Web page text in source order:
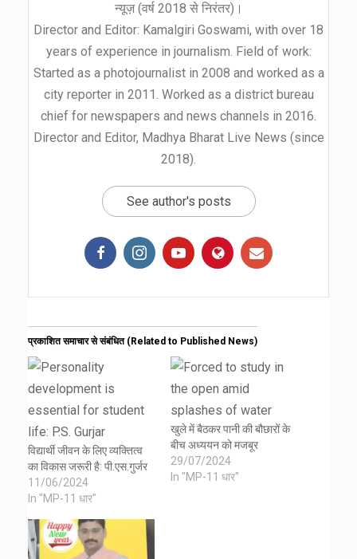
न्यूज़ (वर्ष 2018 से निरंतर)।
Director and Editor: Kamalgiri Goswami, with over 18
years of experience in journalism. Field of work:
Started as a photojournalist in 2008 and worked as a
city reporter in 2011. Worked as a district bureau
chief for newspapers and news channels in 2016.
Director and Editor, Madhya Bharat Live News (since
2018).
See author's posts
प्रकाशित समाचार से संबंधित (Related to Published News)
विद्यार्थी जीवन के लिए व्यक्तित्व
का विकास जरूरी है: पी.एस.गुर्जर
11/06/2024
In "MP-11 धार"
खुले में बैठकर पानी की बौछारों के
बीच अध्ययन को मजबूर
29/07/2024
In "MP-11 धार"